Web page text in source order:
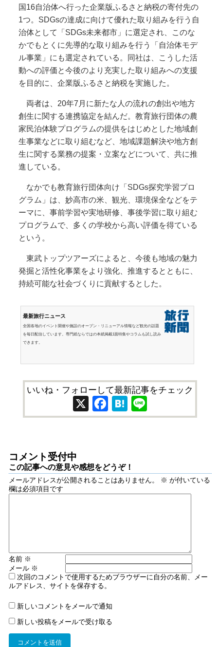
国16自治体へ行った企業版ふるさと納税の寄付先の
1つ。SDGsの達成に向けて優れた取り組みを行う自
治体として「SDGs未来都市」に選定され、このな
かでもとくに先導的な取り組みを行う「自治体モデ
ル事業」にも選定されている。同社は、こうした活
動への評価と今後のより充実した取り組みへの支援
を目的に、企業版ふるさと納税を実施した。
両者は、20年7月に新たな人の流れの創出や地方
創生に関する連携協定を結んだ。教育旅行団体の農
家民泊体験プログラムの提供をはじめとした地域創
生事業などに取り組むなど、地域課題解決や地方創
生に関する業務の提案・立案などについて、共に推
進している。
なかでも教育旅行団体向け「SDGs探究学習プロ
グラム」は、妙高市の米、観光、環境保全などをテ
ーマに、事前学習や実地研修、事後学習に取り組む
プログラムで、多くの学校から高い評価を得ている
という。
東武トップツアーズによると、今後も地域の魅力
発掘と活性化事業をより強化、推進するとともに、
持続可能な社会づくりに貢献するとした。
最新旅行ニュース
全国各地のイベント開催や施設のオープン・リニューアル情報など観光の話題
を毎日配信しています。専門紙ならではの本紙掲載1面特集やコラムも試し読み
できます。
いいね・フォローして最新記事をチェック
X Facebook
Hatena
コメント受付中
この記事への意見や感想をどうぞ！
メールアドレスが公開されることはありません。 ※ が付いている
欄は必須項目です
名前 ※
メール ※
次回のコメントで使用するためブラウザーに自分の名前、メー
ルアドレス、サイトを保存する。
新しいコメントをメールで通知
新しい投稿をメールで受け取る